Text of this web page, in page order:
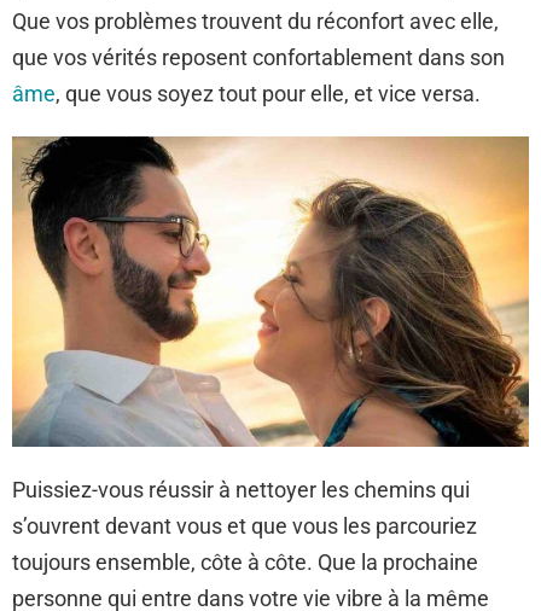
Que vos problèmes trouvent du réconfort avec elle,
que vos vérités reposent confortablement dans son
âme, que vous soyez tout pour elle, et vice versa.
Puissiez-vous réussir à nettoyer les chemins qui
s’ouvrent devant vous et que vous les parcouriez
toujours ensemble, côte à côte. Que la prochaine
personne qui entre dans votre vie vibre à la même